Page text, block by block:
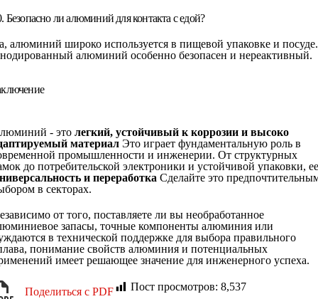
Безопасно ли алюминий для контакта с едой?
алюминий широко используется в пищевой упаковке и посуде.
алюминий особенно безопасен и нереактивный.
- это легкий, устойчивый к коррозии и высоко
материал Это играет фундаментальную роль в
промышленности и инженерии. От структурных
до потребительской электроники и устойчивой упаковки, ее
и переработка Сделайте это
в секторах.
от того, поставляете ли вы необработанное
запасы, точные компоненты алюминия или
в технической поддержке для выбора правильного
понимание свойств алюминия и потенциальных
имеет решающее значение для инженерного успеха.
Поделиться с PDF Пост просмотров: 8,537